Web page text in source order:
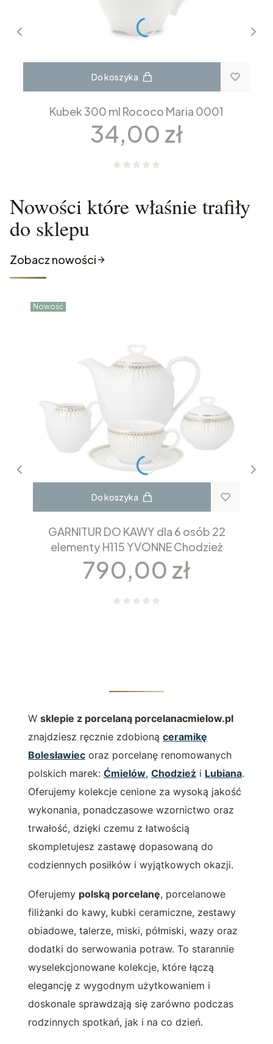
Do koszyka
Kubek 300 ml Rococo Maria 0001
Cena
34,00 zł
Nowości które właśnie trafiły
do sklepu
Zobacz nowości
Nowość
Do koszyka
GARNITUR DO KAWY dla 6 osób 22
elementy H115 YVONNE Chodzież
Cena
790,00 zł
W sklepie z porcelaną porcelanacmielow.pl
znajdziesz ręcznie zdobioną ceramikę
Bolesławiec oraz porcelanę renomowanych
polskich marek: Ćmielów, Chodzież i Lubiana.
Oferujemy kolekcje cenione za wysoką jakość
wykonania, ponadczasowe wzornictwo oraz
trwałość, dzięki czemu z łatwością
skompletujesz zastawę dopasowaną do
codziennych posiłków i wyjątkowych okazji.
Oferujemy polską porcelanę, porcelanowe
filiżanki do kawy, kubki ceramiczne, zestawy
obiadowe, talerze, miski, półmiski, wazy oraz
dodatki do serwowania potraw. To starannie
wyselekcjonowane kolekcje, które łączą
elegancję z wygodnym użytkowaniem i
doskonale sprawdzają się zarówno podczas
rodzinnych spotkań, jak i na co dzień.